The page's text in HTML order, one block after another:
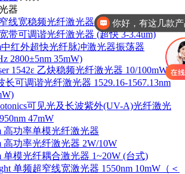
器
线宽稳频光纤激光器 780nm 1W
带可调谐光纤激光器 (超快 3-3.4um)
中红外超快光纤脉冲激光器振荡器
2800±5nm 35mW)
1542ε 乙炔稳频光纤激光器 10/100mW
长可调谐光纤激光器 1529.16-1567.13nm
可见光及长波紫外(UV-A)光纤激光
47mW
高功率单模光纤激光器
高功率光纤激光器 2W/10W
单模光纤耦合激光器 1~20W (台式)
单频超窄线宽激光器 1550nm 10mW（＜
你好，有这几款